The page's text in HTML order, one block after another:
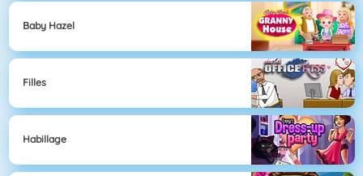
Baby Hazel
Filles
Habillage